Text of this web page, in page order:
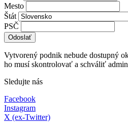
Mesto
Štát
PSČ
Odoslať
Vytvorený podnik nebude dostupný
ho musí skontrolovať a schváliť
Sledujte nás
Facebook
Instagram
X (ex-Twitter)